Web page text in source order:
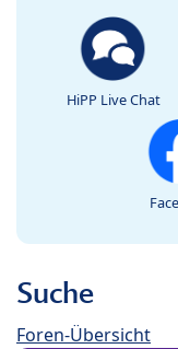
HiPP Live Chat
Suche
Foren-Übersicht